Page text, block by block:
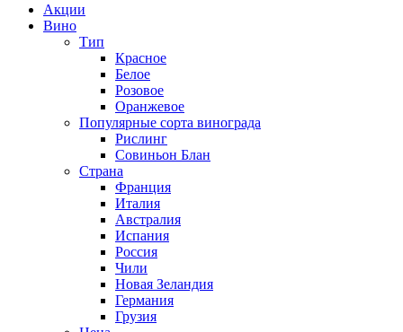
Акции
Вино
Тип
Красное
Белое
Розовое
Оранжевое
Популярные сорта винограда
Рислинг
Совиньон Блан
Страна
Франция
Италия
Австралия
Испания
Россия
Чили
Новая Зеландия
Германия
Грузия